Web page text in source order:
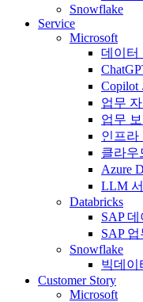
Snowflake
Service
Microsoft
데이터
Copilot
업무
업무
인프라
클라우
Azure
LLM
Databricks
SAP
SAP
Snowflake
빅데이
Customer Story
Microsoft